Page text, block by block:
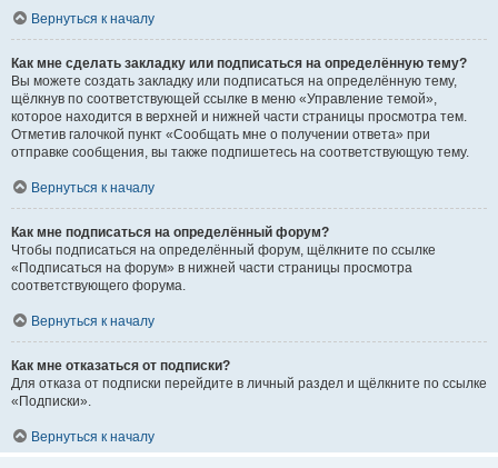
Вернуться к началу
Как мне сделать закладку или подписаться на определённую тему?
Вы можете создать закладку или подписаться на определённую тему,
щёлкнув по соответствующей ссылке в меню «Управление темой»,
которое находится в верхней и нижней части страницы просмотра тем.
Отметив галочкой пункт «Сообщать мне о получении ответа» при
отправке сообщения, вы также подпишетесь на соответствующую тему.
Вернуться к началу
Как мне подписаться на определённый форум?
Чтобы подписаться на определённый форум, щёлкните по ссылке
«Подписаться на форум» в нижней части страницы просмотра
соответствующего форума.
Вернуться к началу
Как мне отказаться от подписки?
Для отказа от подписки перейдите в личный раздел и щёлкните по ссылке
«Подписки».
Вернуться к началу